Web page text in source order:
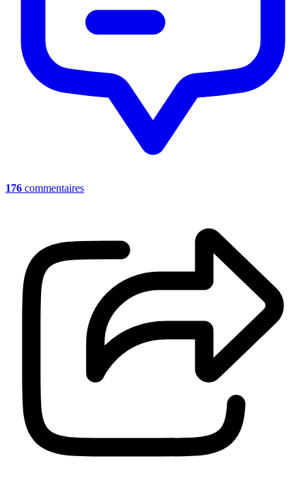
176 commentaires